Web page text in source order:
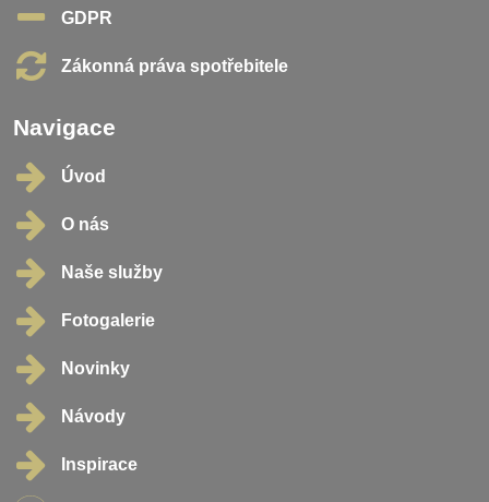
GDPR
Zákonná práva spotřebitele
Navigace
Úvod
O nás
Naše služby
Fotogalerie
Novinky
Návody
Inspirace